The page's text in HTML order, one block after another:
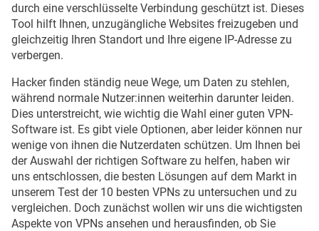
durch eine verschlüsselte Verbindung geschützt ist. Dieses
Tool hilft Ihnen, unzugängliche Websites freizugeben und
gleichzeitig Ihren Standort und Ihre eigene IP-Adresse zu
verbergen.
Hacker finden ständig neue Wege, um Daten zu stehlen,
während normale Nutzer:innen weiterhin darunter leiden.
Dies unterstreicht, wie wichtig die Wahl einer guten VPN-
Software ist. Es gibt viele Optionen, aber leider können nur
wenige von ihnen die Nutzerdaten schützen. Um Ihnen bei
der Auswahl der richtigen Software zu helfen, haben wir
uns entschlossen, die besten Lösungen auf dem Markt in
unserem Test der 10 besten VPNs zu untersuchen und zu
vergleichen. Doch zunächst wollen wir uns die wichtigsten
Aspekte von VPNs ansehen und herausfinden, ob Sie